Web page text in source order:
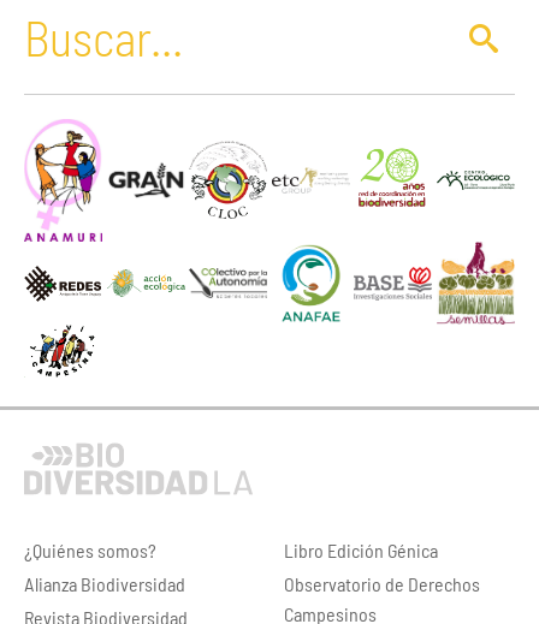
¿Quiénes somos?
Alianza Biodiversidad
Revista Biodiversidad
Libro Edición Génica
Observatorio de Derechos
Campesinos